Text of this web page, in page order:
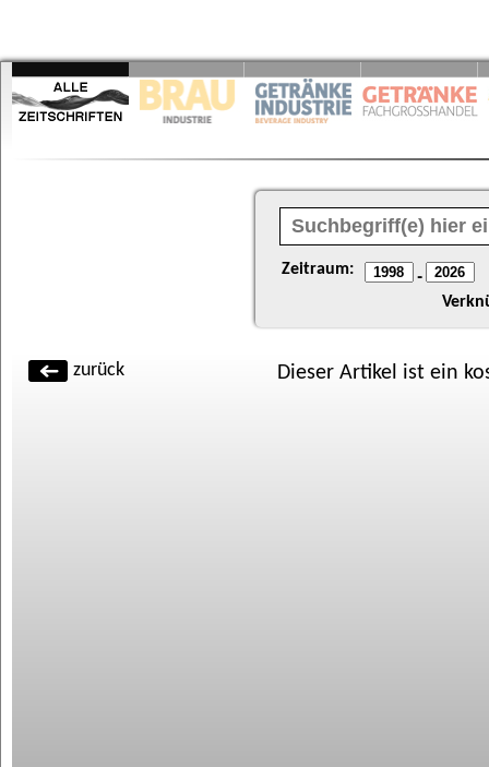
Zeitraum: -
zurück Dieser Artikel ist ein